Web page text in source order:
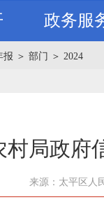
政务服
报 ＞ 部门 ＞ 2024
村局政府
来源：太平区人